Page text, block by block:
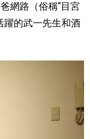
網路（俗稱“目宮
躍的武一先生和酒